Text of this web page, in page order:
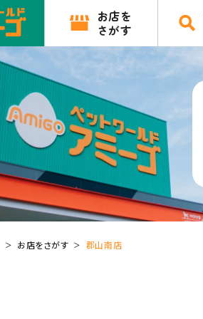
お店を
さがす
お店をさがす 郡山南店